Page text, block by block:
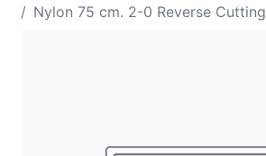
Nylon 75 cm. 2-0 Reverse Cutting